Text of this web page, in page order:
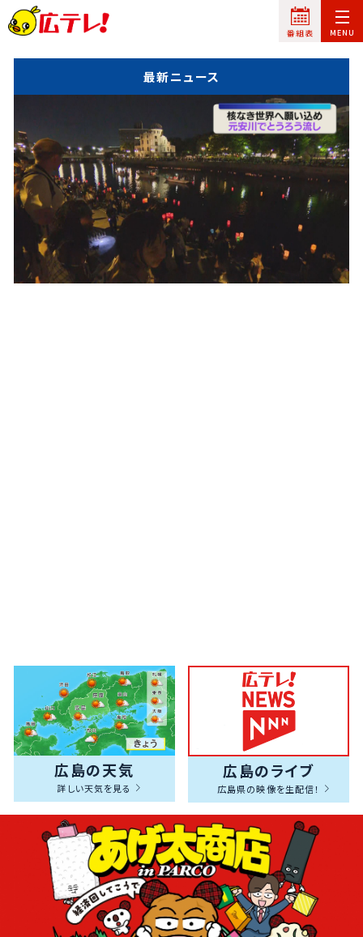
最新ニュース
広島の天気
詳しい天気を見る
広島のライブ
広島県の映像を生配信！